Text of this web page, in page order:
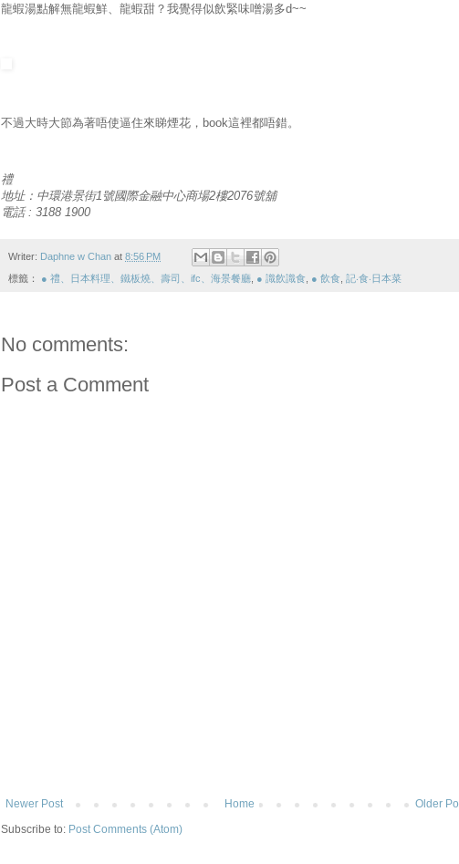
龍蝦湯點解無龍蝦鮮、龍蝦甜？我覺得似飲緊味噌湯多d~~
不過大時大節為著唔使逼住來睇煙花，book這裡都唔錯。
禮
地址：中環港景街1號國際金融中心商場2樓2076號舖
電話 : 3188 1900
Writer: Daphne w Chan at 8:56 PM
標籤： ● 禮、日本料理、鐵板燒、壽司、ifc、海景餐廳 ● 識飲識食 ● 飲食 記‧食‧日本菜
No comments:
Post a Comment
Newer Post Older
Home
Subscribe to: Post Comments (Atom)